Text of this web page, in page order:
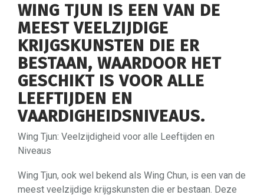
WING TJUN IS EEN VAN DE
MEEST VEELZIJDIGE
KRIJGSKUNSTEN DIE ER
BESTAAN, WAARDOOR HET
GESCHIKT IS VOOR ALLE
LEEFTIJDEN EN
VAARDIGHEIDSNIVEAUS.
Wing Tjun: Veelzijdigheid voor alle Leeftijden en
Niveaus
Wing Tjun, ook wel bekend als Wing Chun, is een van de
meest veelzijdige krijgskunsten die er bestaan. Deze